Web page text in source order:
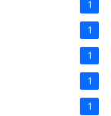
1
1
1
1
1